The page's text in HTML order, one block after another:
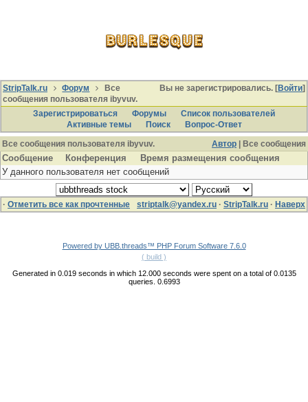
Вы не зарегистрировались. [Войти]
StripTalk.ru Форум
Все
сообщения пользователя ibyvuv.
Зарегистрироваться
Форумы
Список пользователей
Активные темы
Поиcк
Вопрос-Ответ
Автор | Все сообщения
Все сообщения пользователя ibyvuv.
Сообщение Конференция
Время размещения сообщения
У данного пользователя нет сообщений
· Отметить все как прочтенные striptalk@yandex.ru · StripTalk.ru · Наверх
Powered by UBB.threads™ PHP Forum Software 7.6.0
( build )
Generated in 0.019 seconds in which 12.000 seconds were spent on a total of 0.0135
queries. 0.6993